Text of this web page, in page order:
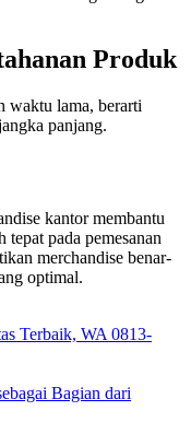
Produk
waktu lama, berarti
panjang.
kantor membantu
tepat pada pemesanan
merchandise benar-
optimal.
Terbaik, WA 0813-
Bagian dari